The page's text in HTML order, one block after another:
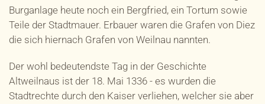
Burganlage heute noch ein Bergfried, ein Tortum sowie
Teile der Stadtmauer. Erbauer waren die Grafen von Diez
die sich hiernach Grafen von Weilnau nannten.
Der wohl bedeutendste Tag in der Geschichte
Altweilnaus ist der 18. Mai 1336 - es wurden die
Stadtrechte durch den Kaiser verliehen, welcher sie aber